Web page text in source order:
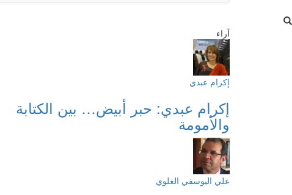
آراء
إكرام عبدي
إكرام عبدي: حبر أبيض… بين الكتابة
والأمومة
علي اليوسفي العلوي